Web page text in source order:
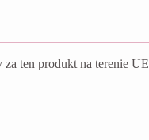
ten produkt na terenie UE